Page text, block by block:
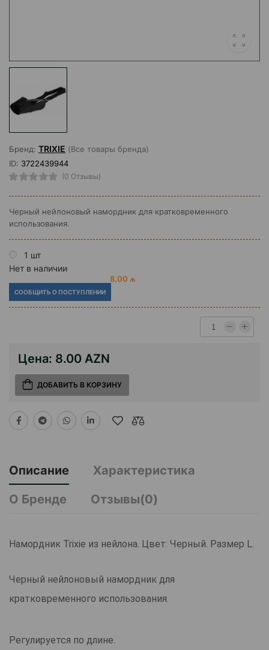
Бренд: TRIXIE (Все товары бренда)
ID: 3722439944
(0 Отзывы)
Черный нейлоновый намордник для кратковременного
использования.
1 шт
Нет в наличии
8.00 ₼
СООБЩИТЬ О ПОСТУПЛЕНИИ
Цена: 8.00 AZN
ДОБАВИТЬ В КОРЗИНУ
Описание
Характеристика
О Бренде
Отзывы(0)
Намордник Trixie из нейлона. Цвет: Черный. Размер L.
Черный нейлоновый намордник для
кратковременного использования.
Регулируется по длине.